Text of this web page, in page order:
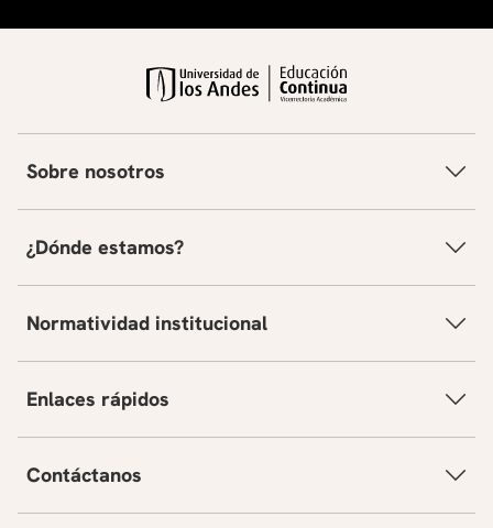
Uso de la Inteligencia artificial para apoyar la
síntesis, redacción y estructuración de mensajes con
Sesión 8 – Introducción al Machine Learning y analítica
predictiva
descriptivos y diagnósticos hacia análisis predictivos
Introducción al Machine Learning y diferencias frente
Principales tipos de aprendizaje: supervisado y no
(features), etiquetas (labels), separación de datos y
Relación entre el criterio humano y el uso de
modelos de Machine Learning en la toma de
decisiones.
Sobre nosotros
¿Dónde estamos?
Normatividad institucional
Enlaces rápidos
Contáctanos